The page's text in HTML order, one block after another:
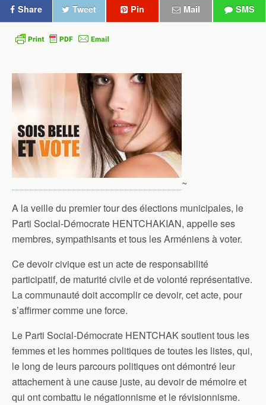
Share Tweet Pin Mail SMS
~
A la veille du premier tour des élections municipales, le
Parti Social-Démocrate HENTCHAKIAN, appelle ses
membres, sympathisants et tous les Arméniens à voter.
Ce devoir civique est un acte de responsabilité
participatif, de maturité civile et de volonté représentative.
La communauté doit accomplir ce devoir, cet acte, pour
s’affirmer comme une force.
Le Parti Social-Démocrate HENTCHAK soutient tous les
femmes et les hommes politiques de toutes les listes, qui,
le long de leurs parcours politiques ont démontré leur
attachement à une cause juste, au devoir de mémoire et
qui ont combattu le négationnisme et le révisionnisme.